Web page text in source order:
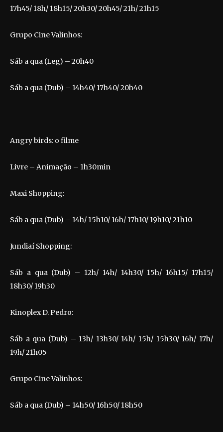
17h45/ 18h/ 18h15/ 20h30/ 20h45/ 21h/ 21h15
Grupo Cine Valinhos:
Sáb a qua (Leg) – 20h40
Sáb a qua (Dub) – 14h40/ 17h40/ 20h40
Angry birds: o filme
Livre – Animação – 1h30min
Maxi Shopping:
Sáb a qua (Dub) – 14h/ 15h10/ 16h/ 17h10/ 19h10/ 21h10
Jundiaí Shopping:
Sáb a qua (Dub) – 12h/ 14h/ 14h30/ 15h/ 16h15/ 17h15/
18h30/ 19h30
Kinoplex D. Pedro:
Sáb a qua (Dub) – 13h/ 13h30/ 14h/ 15h/ 15h30/ 16h/ 17h/
19h/ 21h05
Grupo Cine Valinhos:
Sáb a qua (Dub) – 14h50/ 16h50/ 18h50